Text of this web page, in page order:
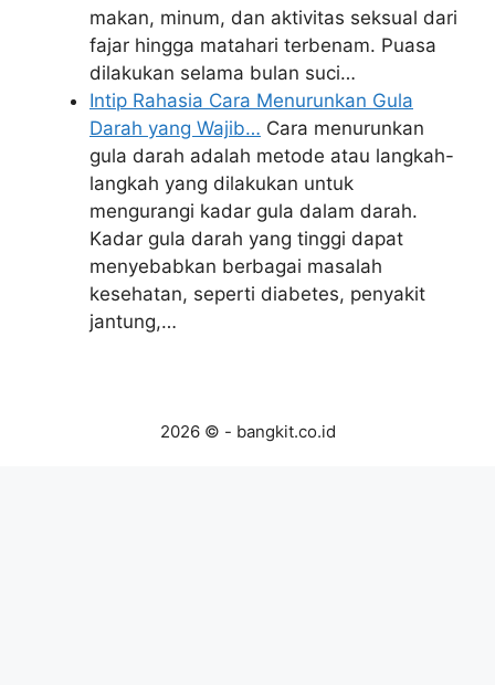
makan, minum, dan aktivitas seksual dari
fajar hingga matahari terbenam. Puasa
dilakukan selama bulan suci…
Intip Rahasia Cara Menurunkan Gula
Darah yang Wajib… Cara menurunkan
gula darah adalah metode atau langkah-
langkah yang dilakukan untuk
mengurangi kadar gula dalam darah.
Kadar gula darah yang tinggi dapat
menyebabkan berbagai masalah
kesehatan, seperti diabetes, penyakit
jantung,…
2026 © - bangkit.co.id